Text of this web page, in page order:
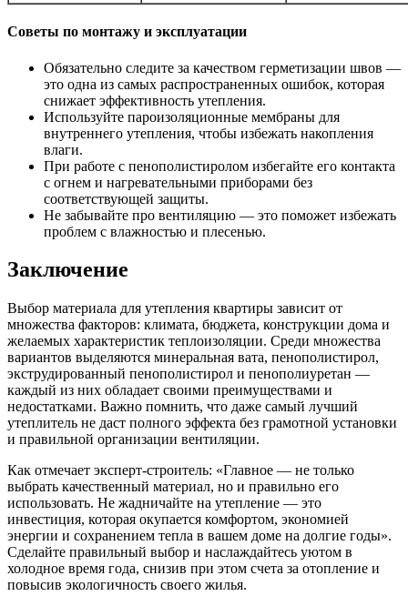
Советы по монтажу и эксплуатации
Обязательно следите за качеством герметизации швов —
это одна из самых распространенных ошибок, которая
снижает эффективность утепления.
Используйте пароизоляционные мембраны для
внутреннего утепления, чтобы избежать накопления
влаги.
При работе с пенополистиролом избегайте его контакта
с огнем и нагревательными приборами без
соответствующей защиты.
Не забывайте про вентиляцию — это поможет избежать
проблем с влажностью и плесенью.
Заключение
Выбор материала для утепления квартиры зависит от
множества факторов: климата, бюджета, конструкции дома и
желаемых характеристик теплоизоляции. Среди множества
вариантов выделяются минеральная вата, пенополистирол,
экструдированный пенополистирол и пенополиуретан —
каждый из них обладает своими преимуществами и
недостатками. Важно помнить, что даже самый лучший
утеплитель не даст полного эффекта без грамотной установки
и правильной организации вентиляции.
Как отмечает эксперт-строитель: «Главное — не только
выбрать качественный материал, но и правильно его
использовать. Не жадничайте на утепление — это
инвестиция, которая окупается комфортом, экономией
энергии и сохранением тепла в вашем доме на долгие годы».
Сделайте правильный выбор и наслаждайтесь уютом в
холодное время года, снизив при этом счета за отопление и
повысив экологичность своего жилья.